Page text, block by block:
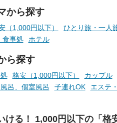
から探す
（1,000円以下） ひとり旅・一人
食事処 ホテル
ら探す
格安（1,000円以下） カップル
呂、個室風呂 子連れOK エステ
ける！ 1,000円以下の「格